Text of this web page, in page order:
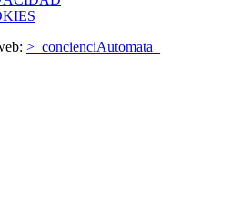
>_concienciAutomata_